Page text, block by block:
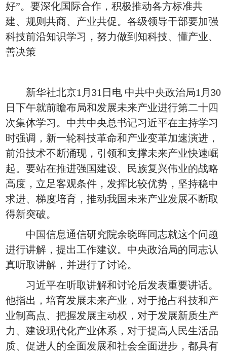
好”。要深化国际合作，积极推动各方标准共
建、规则共商、产业共促。各级领导干部要加强
科技前沿知识学习，努力做到知科技、懂产业、
善决策
新华社北京1月31日电 中共中央政治局1月30
日下午就前瞻布局和发展未来产业进行第二十四
次集体学习。中共中央总书记习近平在主持学习
时强调，新一轮科技革命和产业变革加速演进，
前沿技术不断涌现，引领和支撑未来产业快速崛
起。要站在推进强国建设、民族复兴伟业的战略
高度，立足客观条件，发挥比较优势，坚持稳中
求进、梯度培育，推动我国未来产业发展不断取
得新突破。
中国信息通信研究院余晓晖同志就这个问题
进行讲解，提出工作建议。中央政治局的同志认
真听取讲解，并进行了讨论。
习近平在听取讲解和讨论后发表重要讲话。
他指出，培育发展未来产业，对于抢占科技和产
业制高点、把握发展主动权，对于发展新质生产
力、建设现代化产业体系，对于提高人民生活品
质、促进人的全面发展和社会全面进步，都具有